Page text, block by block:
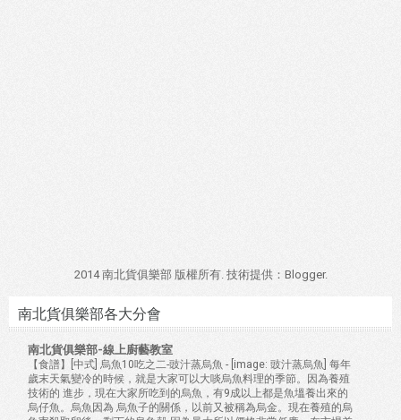
2014 南北貨俱樂部 版權所有. 技術提供： Blogger.
南北貨俱樂部各大分會
南北貨俱樂部-線上廚藝教室
【食譜】[中式] 烏魚10吃之二-豉汁蒸烏魚 - [image: 豉汁蒸烏魚] 每年
歲末天氣變冷的時候，就是大家可以大啖烏魚料理的季節。因為養殖
技術的 進步，現在大家所吃到的烏魚，有9成以上都是魚塭養出來的
烏仔魚。烏魚因為 烏魚子的關係，以前又被稱為烏金。現在養殖的烏